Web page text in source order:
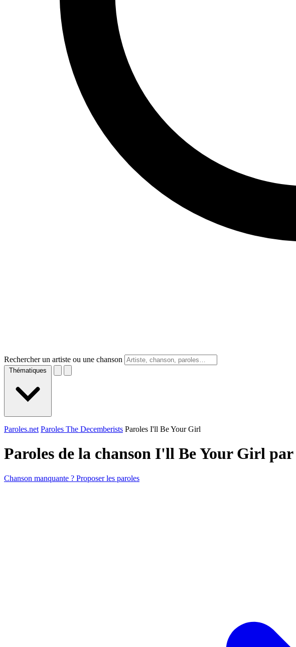
Rechercher un artiste ou une chanson
Thématiques
Paroles.net Paroles The Decemberists Paroles I'll Be Your Girl
Paroles de la chanson I'll Be Your Girl par
Chanson manquante ? Proposer les paroles